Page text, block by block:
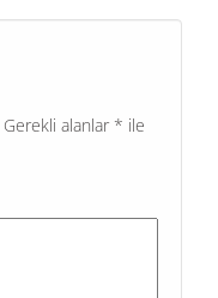
Gerekli alanlar * ile